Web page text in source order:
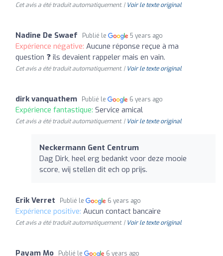
Cet avis a été traduit automatiquement. | Voir le texte original
Nadine De Swaef Publié le 5 years ago
Expérience négative: Aucune réponse reçue à ma
question ❓ ils devaient rappeler mais en vain.
Cet avis a été traduit automatiquement. | Voir le texte original
dirk vanquathem Publié le 6 years ago
Expérience fantastique: Service amical
Cet avis a été traduit automatiquement. | Voir le texte original
Neckermann Gent Centrum
Dag Dirk, heel erg bedankt voor deze mooie
score, wij stellen dit ech op prijs.
Erik Verret Publié le 6 years ago
Expérience positive: Aucun contact bancaire
Cet avis a été traduit automatiquement. | Voir le texte original
Payam Mo Publié le 6 years ago